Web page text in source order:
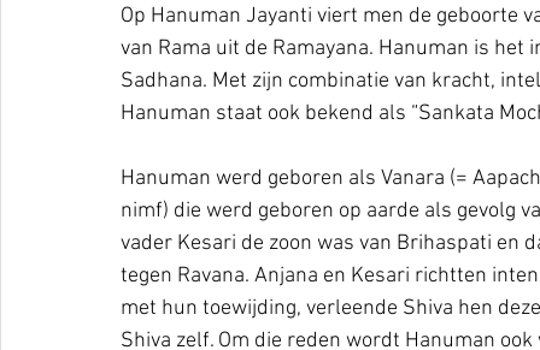
Op Hanuman Jayanti viert men de geboorte
van Rama uit de Ramayana. Hanuman is
Sadhana. Met zijn combinatie van kracht,
Hanuman staat ook bekend als “Sankata
Hanuman werd geboren als Vanara (=
nimf) die werd geboren op aarde als gevolg
vader Kesari de zoon was van Brihaspati en
tegen Ravana. Anjana en Kesari richtten
met hun toewijding, verleende Shiva hen
Shiva zelf. Om die reden wordt Hanuman